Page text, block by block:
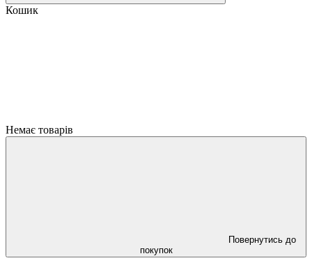
Кошик
Немає товарів
Повернутись до
покупок